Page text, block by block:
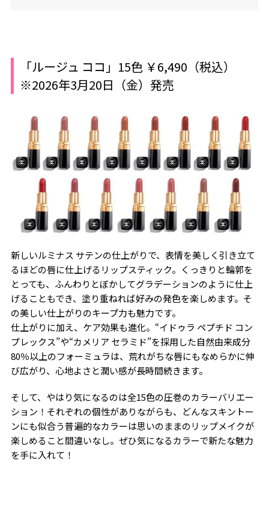
「ルージュ ココ」15色 ￥6,490（税込）
※2026年3月20日（金）発売
新しいルミナス サテンの仕上がりで、表情を美しく引き立て
るほどの唇に仕上げるリップスティック。くっきりと輪郭を
とっても、ふんわりとぼかしてグラデーションのように仕上
げることもでき、塗り重ねれば好みの発色を楽しめます。そ
の美しい仕上がりのキープ力も魅力です。
仕上がりに加え、ケア効果も進化。“イドゥラ ペプチド コン
プレックス”や“カメリア セラミド”を採用した自然由来成分
80％以上のフォーミュラは、荒れがちな唇にもなめらかに伸
び広がり、心地よさと潤い感が長時間続きます。
そして、やはり気になるのは全15色の圧巻のカラーバリエー
ション！それぞれの個性がありながらも、どんなスキントー
ンにも似合う普遍的なカラーは思いのままのリップメイクが
楽しめること間違いなし。ぜひ気になるカラーで新たな魅力
を手に入れて！